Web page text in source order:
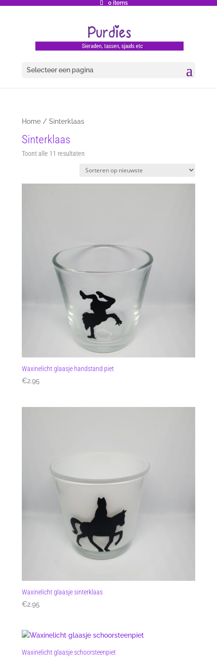
0 items
Selecteer een pagina
Home/ Sinterklaas
Sinterklaas
Toont alle 11 resultatenGesorteerd
nieuwste
Waxinelicht glaasje handstand piet
€2.95
Waxinelicht glaasje sinterklaas
€2.95
Waxinelicht glaasje schoorsteenpiet